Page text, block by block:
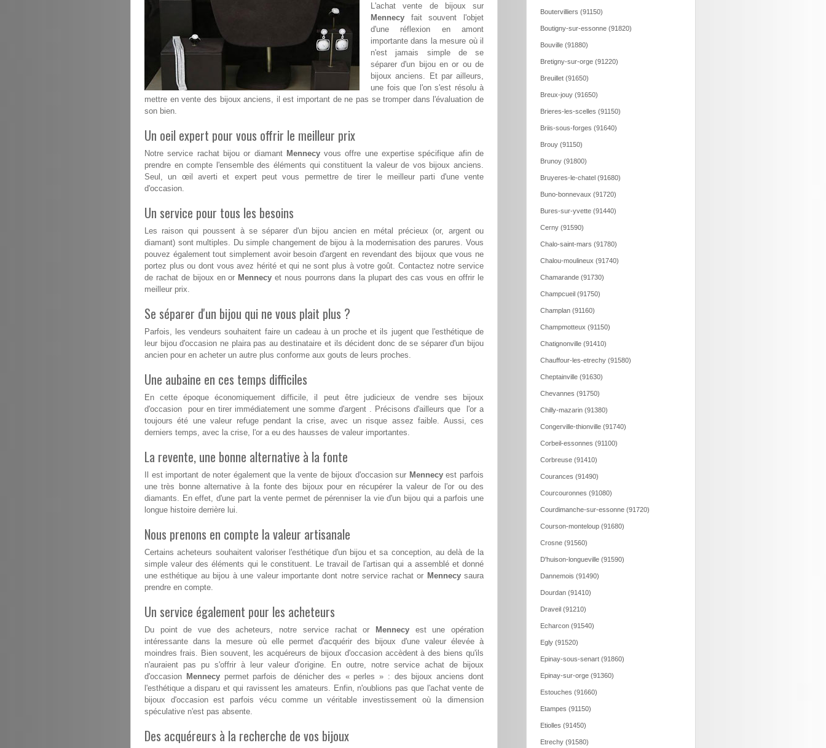
L'achat vente de bijoux sur
Mennecy fait souvent l'objet
d'une réflexion en amont
importante dans la mesure où il
n'est jamais simple de se
séparer d'un bijou en or ou de
bijoux anciens. Et par ailleurs,
une fois que l'on s'est résolu à
mettre en vente des bijoux anciens, il est important de ne pas se tromper dans l'évaluation de
son bien.
Un oeil expert pour vous offrir le meilleur prix
Notre service rachat bijou or diamant Mennecyvous offre une expertise spécifique afin de
prendre en compte l'ensemble des éléments qui constituent la valeur de vos bijoux anciens.
Seul, un œil averti et expert peut vous permettre de tirer le meilleur parti d'une vente
d'occasion.
Un service pour tous les besoins
Les raison qui poussent à se séparer d'un bijou ancien en métal précieux (or, argent ou
diamant) sont multiples. Du simple changement de bijou à la modernisation des parures. Vous
pouvez également tout simplement avoir besoin d'argent en revendant des bijoux que vous ne
portez plus ou dont vous avez hérité et qui ne sont plus à votre goût. Contactez notre service
de rachat de bijoux en or Mennecy et nous pourrons dans la plupart des cas vous en offrir le
meilleur prix.
Se séparer d'un bijou qui ne vous plait plus ?
Parfois, les vendeurs souhaitent faire un cadeau à un proche et ils jugent que l'esthétique de
leur bijou d'occasion ne plaira pas au destinataire et ils décident donc de se séparer d'un bijou
ancien pour en acheter un autre plus conforme aux gouts de leurs proches.
Une aubaine en ces temps difficiles
En cette époque économiquement difficile, il peut être judicieux de vendre ses bijoux
d'occasion pour en tirer immédiatement une somme d'argent . Précisons d'ailleurs que l'or a
toujours été une valeur refuge pendant la crise, avec un risque assez faible. Aussi, ces
derniers temps, avec la crise, l'or a eu des hausses de valeur importantes.
La revente, une bonne alternative à la fonte
Il est important de noter également que la vente de bijoux d'occasion sur Mennecyest parfois
une très bonne alternative à la fonte des bijoux pour en récupérer la valeur de l'or ou des
diamants. En effet, d'une part la vente permet de pérenniser la vie d'un bijou qui a parfois une
longue histoire derrière lui.
Nous prenons en compte la valeur artisanale
Certains acheteurs souhaitent valoriser l'esthétique d'un bijou et sa conception, au delà de la
simple valeur des éléments qui le constituent. Le travail de l'artisan qui a assemblé et donné
une esthétique au bijou à une valeur importante dont notre service rachat or Mennecysaura
prendre en compte.
Un service également pour les acheteurs
Du point de vue des acheteurs, notre service rachat or Mennecyest une opération
intéressante dans la mesure où elle permet d'acquérir des bijoux d'une valeur élevée à
moindres frais. Bien souvent, les acquéreurs de bijoux d'occasion accèdent à des biens qu'ils
n'auraient pas pu s'offrir à leur valeur d'origine. En outre, notre service achat de bijoux
d'occasion Mennecypermet parfois de dénicher des « perles » : des bijoux anciens dont
l'esthétique a disparu et qui ravissent les amateurs. Enfin, n'oublions pas que l'achat vente de
bijoux d'occasion est parfois vécu comme un véritable investissement où la dimension
spéculative n'est pas absente.
Des acquéreurs à la recherche de vos bijoux
Boutervilliers (91150)
Boutigny-sur-essonne (91820)
Bouville (91880)
Bretigny-sur-orge (91220)
Breuillet (91650)
Breux-jouy (91650)
Brieres-les-scelles (91150)
Briis-sous-forges (91640)
Brouy (91150)
Brunoy (91800)
Bruyeres-le-chatel (91680)
Buno-bonnevaux (91720)
Bures-sur-yvette (91440)
Cerny (91590)
Chalo-saint-mars (91780)
Chalou-moulineux (91740)
Chamarande (91730)
Champcueil (91750)
Champlan (91160)
Champmotteux (91150)
Chatignonville (91410)
Chauffour-les-etrechy (91580)
Cheptainville (91630)
Chevannes (91750)
Chilly-mazarin (91380)
Congerville-thionville (91740)
Corbeil-essonnes (91100)
Corbreuse (91410)
Courances (91490)
Courcouronnes (91080)
Courdimanche-sur-essonne (91720)
Courson-monteloup (91680)
Crosne (91560)
D'huison-longueville (91590)
Dannemois (91490)
Dourdan (91410)
Draveil (91210)
Echarcon (91540)
Egly (91520)
Epinay-sous-senart (91860)
Epinay-sur-orge (91360)
Estouches (91660)
Etampes (91150)
Etiolles (91450)
Etrechy (91580)